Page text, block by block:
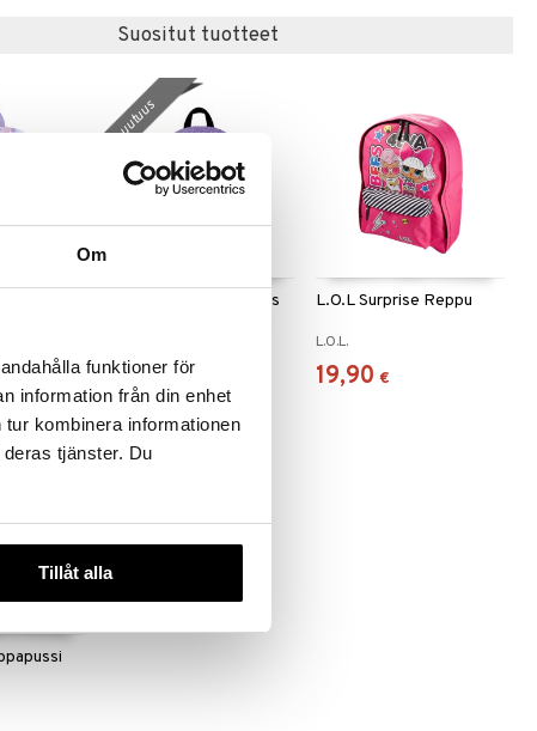
Om
funktioner för
information från din enhet
kombinera informationen
tjänster. Du
Tillåt alla
Suositut tuotteet
K-POP Demon Hunters
32,91 €
uutuus
L.O.L Surprise Reppu
L.O.L.
19,90 €